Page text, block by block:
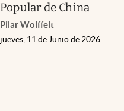
Popular de China
Pilar Wolffelt
jueves, 11 de Junio de 2026